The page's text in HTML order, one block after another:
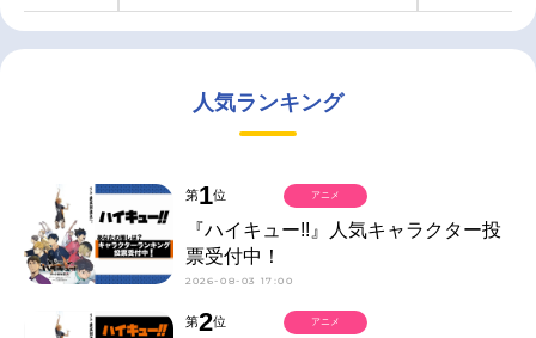
人気ランキング
第1位
『ハイキュー!!』人気キャラクター投
票受付中！
2026-08-03 17:00
アニメ
第2位 アニメ